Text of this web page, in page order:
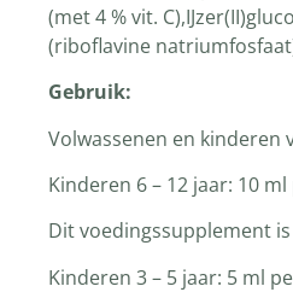
(met 4 % vit.
(riboflavine
Gebruik:
Volwassenen en kinderen
Kinderen 6 – 12 jaar: 10
Dit voedingssupplement
Kinderen 3 – 5 jaar: 5 ml